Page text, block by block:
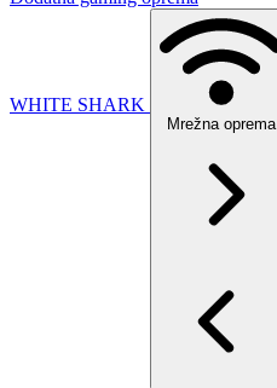
WHITE SHARK
Mrežna oprema